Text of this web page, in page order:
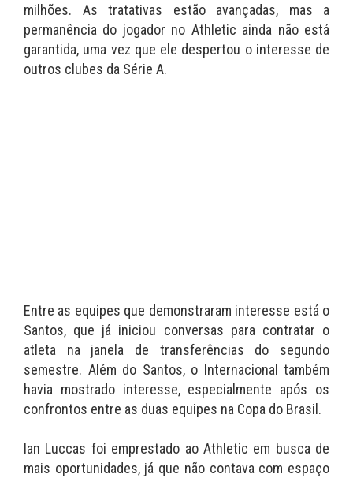
milhões. As tratativas estão avançadas, mas a
permanência do jogador no Athletic ainda não está
garantida, uma vez que ele despertou o interesse de
outros clubes da Série A.
Entre as equipes que demonstraram interesse está o
Santos, que já iniciou conversas para contratar o
atleta na janela de transferências do segundo
semestre. Além do Santos, o Internacional também
havia mostrado interesse, especialmente após os
confrontos entre as duas equipes na Copa do Brasil.
Ian Luccas foi emprestado ao Athletic em busca de
mais oportunidades, já que não contava com espaço